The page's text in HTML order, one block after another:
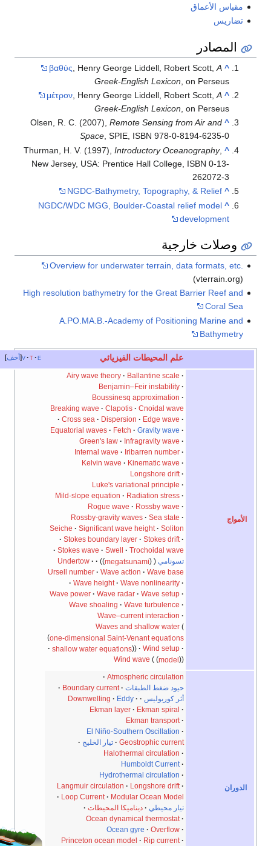
الأعماق
المصادر
βαθύς, Henry George Liddell, Robert Scott,
Greek-English Lexicon, on Perseus
μέτρον, Henry George Liddell, Robert Scott,
Greek-English Lexicon, on Perseus
Olsen, R. C. (2007), Remote Sensing from Air and
Space, SPIE, ISBN 978-0-8194-6235-0
Thurman, H. V. (1997),Introductory Oceanography
New Jersey, USA: Prentice Hall College, ISBN 0-13-
262072-3
NGDC-Bathymetry, Topography, & Relief
NGDC/WDC MGG, Boulder-Coastal relief model
development
وصلات خارجية
Overview for underwater terrain, data formats,
High resolution bathymetry for the Great Barrier Reef
Coral
A.PO.MA.B.-Academy of Positioning Marine
أخف علم المحيطات الفيزيائي
Airy wave theory
Ballantine scale
Benjamin–Feir instability
Boussinesq approximation
Breaking wave
Clapotis
Cnoidal wave
Cross sea
Dispersion
Edge wave
Equatorial waves
Fetch
Gravity wave
Green's law
Infragravity wave
Internal wave
Iribarren number
Kelvin wave
Kinematic wave
Longshore drift
Luke's variational principle
Mild-slope equation
Radiation stress
Rogue wave
Rossby wave
Rossby-gravity waves
Sea state
Seiche
Significant wave height
Stokes boundary layer
Stokes drift
Stokes wave
Swell
Trochoidal wave
megatsunami
Undertow
Ursell number
Wave action
Wave base
Wave height
Wave nonlinearity
Wave power
Wave radar
Wave setup
Wave shoaling
Wave turbulence
Wave–current interaction
Waves and shallow water
one-dimensional Saint-Venant equations
shallow water equations
Wind setup
Wind wave
Atmospheric circulation
حيود ضغط الطبقات
Boundary current
أثر كوريوليس
Downwelling · Eddy ·
Ekman layer · Ekman spiral
Ekman transport
El Niño-Southern Oscillation
Geostrophic current
تيار الخليج
Halothermal circulation
Humboldt Current
Hydrothermal circulation
Langmuir circulation
Longshore drift
Loop Current
Modular Ocean Model
تيار محيطي
ديناميكا المحيطات
Ocean dynamical thermostat
Ocean gyre
Overflow
Princeton ocean model
Rip current